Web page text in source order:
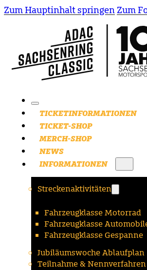
Zum Hauptinhalt springen Zum
TICKETINFORMATIONEN
TICKET-SHOP
MERCH-SHOP
NEWS
INFORMATIONEN
Streckenaktivitäten
Fahrzeugklasse Motorrad
Fahrzeugklasse
Fahrzeugklasse Gespanne
Jubiläumswoche Ablaufplan
Teilnahme & Nennverfahren